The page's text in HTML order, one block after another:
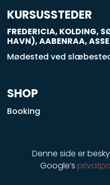
q
u
a
r
KURSUSSTEDER
FREDERICIA, KOLDING,
HAVN), AABENRAA,
Mødested ved
SHOP
Booking
Denne side er
Google’s